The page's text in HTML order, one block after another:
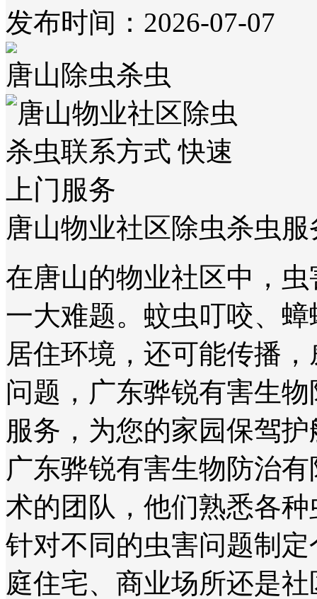
发布时间：2026-07-07
唐山除虫杀虫
唐山物业社区除虫杀虫
在唐山的物业社区中，
一大难题。蚊虫叮咬、
居住环境，还可能传播
问题，广东骅锐有害生
服务，为您的家园保驾护
广东骅锐有害生物防治
术的团队，他们熟悉各
针对不同的虫害问题制
庭住宅、商业场所还是